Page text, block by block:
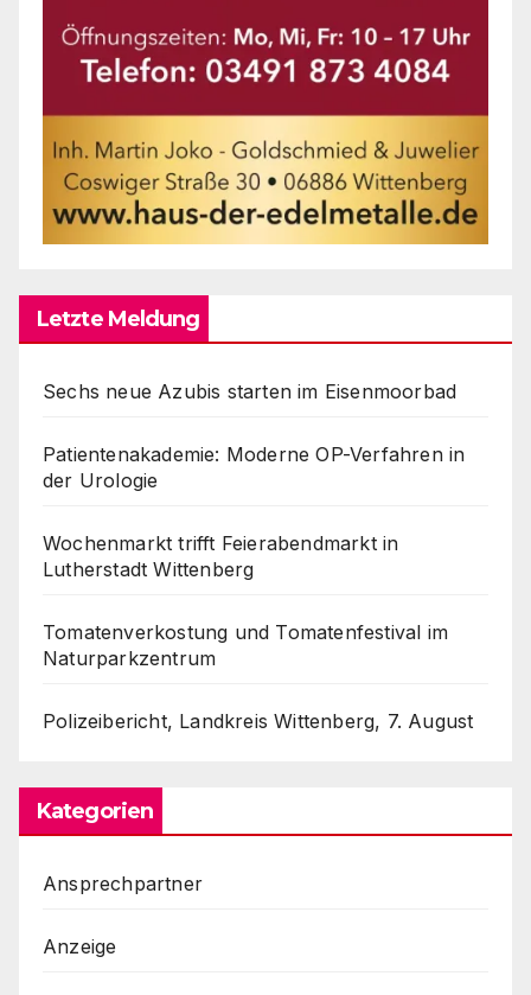
Letzte Meldung
Sechs neue Azubis starten im Eisenmoorbad
Patientenakademie: Moderne OP-Verfahren in
der Urologie
Wochenmarkt trifft Feierabendmarkt in
Lutherstadt Wittenberg
Tomatenverkostung und Tomatenfestival im
Naturparkzentrum
Polizeibericht, Landkreis Wittenberg, 7. August
Kategorien
Ansprechpartner
Anzeige